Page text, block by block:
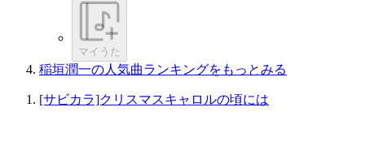
マイうた
稲垣潤一の人気曲ランキングをもっとみる
[サビカラ]クリスマスキャロルの頃には